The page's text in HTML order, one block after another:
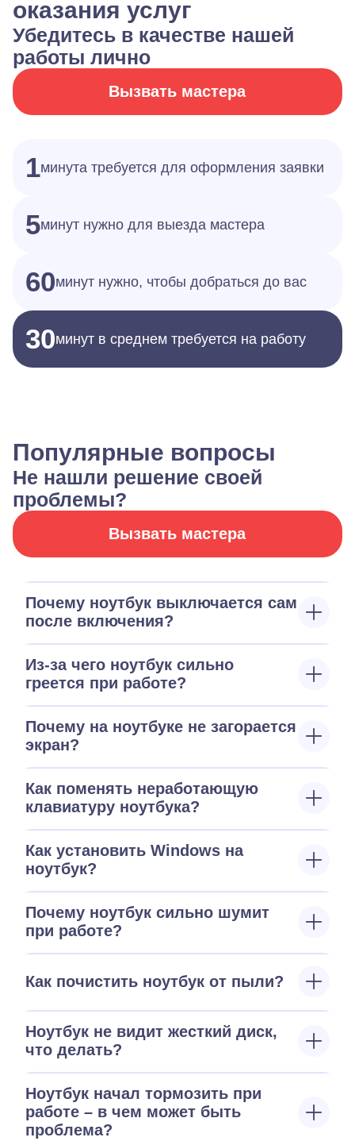
оказания услуг
Убедитесь в качестве нашей
работы лично
Вызвать мастера
1минута требуется для оформления заявки
5минут нужно для выезда мастера
60минут нужно, чтобы добраться до вас
30минут в среднем требуется на работу
Популярные вопросы
Не нашли решение своей
проблемы?
Вызвать мастера
Почему ноутбук выключается сам
после включения?
Из-за чего ноутбук сильно
греется при работе?
Почему на ноутбуке не загорается
экран?
Как поменять неработающую
клавиатуру ноутбука?
Как установить Windows на
ноутбук?
Почему ноутбук сильно шумит
при работе?
Как почистить ноутбук от пыли?
Ноутбук не видит жесткий диск,
что делать?
Ноутбук начал тормозить при
работе – в чем может быть
проблема?